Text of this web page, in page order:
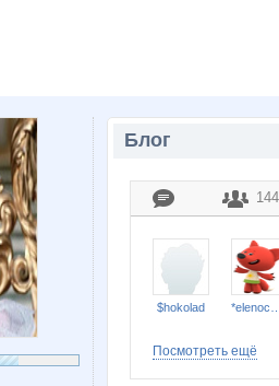
Блог
$hokolad
Посмотреть ещё